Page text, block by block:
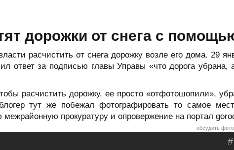
дорожки от снега с
расчистить от снега дорожку возле его дома. 29
ответ за подписью главы Управы «что дорога убрана,
расчистить дорожку, ее просто «отфотошопили»,
тут же побежал фотографировать то самое
прокуратуру и опровержение на портал
обсудить
#